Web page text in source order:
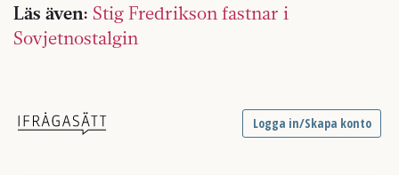
Läs även: Stig Fredrikson fastnar i
Sovjetnostalgin